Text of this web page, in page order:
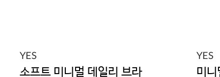
YES
소프트 미니멀 데일리 브라
YES
미니